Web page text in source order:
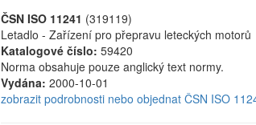
ČSN ISO 11241 (319119)
Letadlo - Zařízení pro přepravu leteckých motorů
Katalogové číslo: 59420
Norma obsahuje pouze anglický text normy.
Vydána: 2000-10-01
zobrazit podrobnosti nebo objednat ČSN ISO